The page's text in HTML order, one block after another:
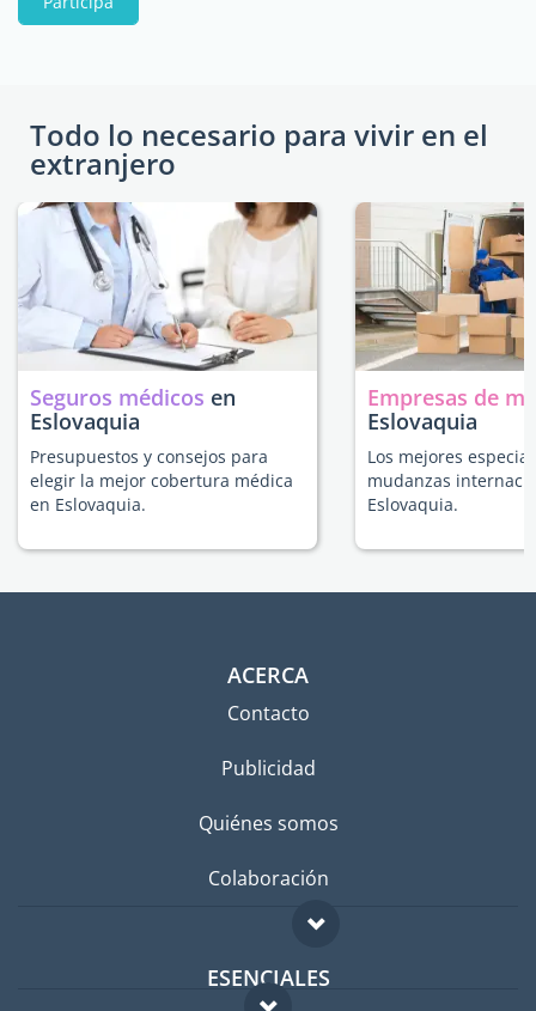
Todo lo necesario para vivir en el
extranjero
Seguros médicos en
Eslovaquia
Presupuestos y consejos para
elegir la mejor cobertura médica
en Eslovaquia.
Empresas de
Eslovaquia
Los mejores
mudanzas
Eslovaquia.
ACERCA
Contacto
Publicidad
Quiénes somos
Colaboración
ESENCIALES